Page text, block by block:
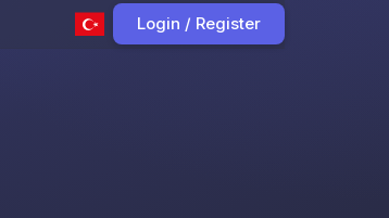
Login / Register